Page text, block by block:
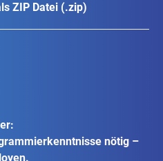
ZIP Datei (.zip)
nötig –